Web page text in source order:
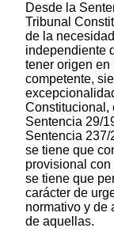
Desde la
Tribunal
de la
independiente
tener origen
competente,
Constitucional,
Sentencia 29/
Sentencia
se tiene que
provisional con
se tiene que
carácter de
normativo y de
de aquellas.